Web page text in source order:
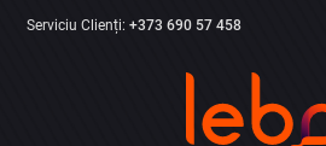
Serviciu Clienți:+373 690 57 458